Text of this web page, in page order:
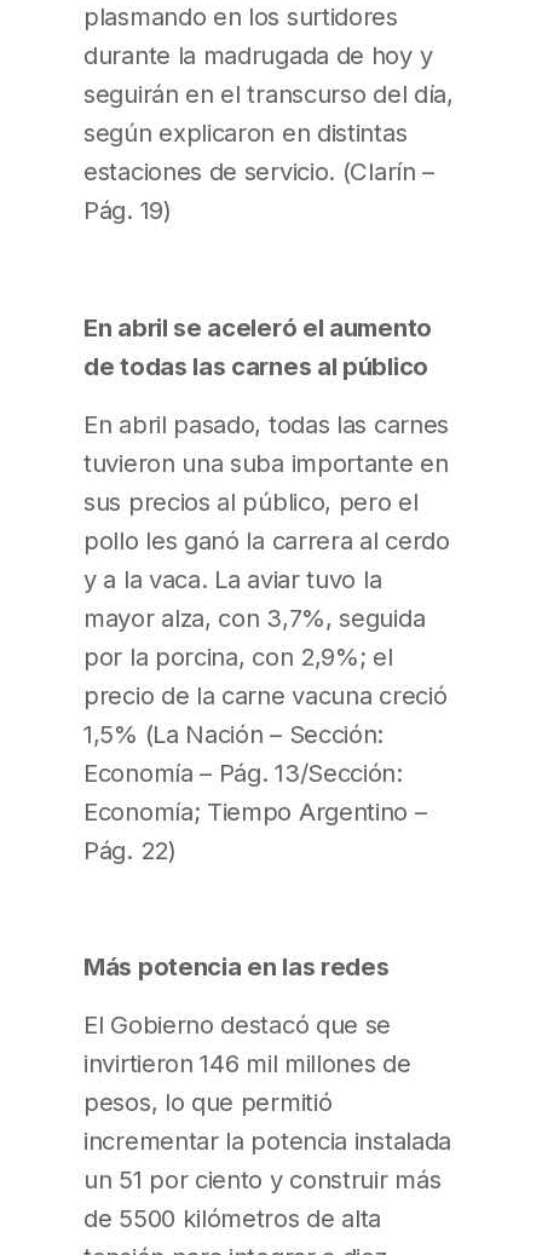
plasmando en los surtidores
durante la madrugada de hoy y
seguirán en el transcurso del día,
según explicaron en distintas
estaciones de servicio. (Clarín –
Pág. 19)
En abril se aceleró el aumento
de todas las carnes al público
En abril pasado, todas las carnes
tuvieron una suba importante en
sus precios al público, pero el
pollo les ganó la carrera al cerdo
y a la vaca. La aviar tuvo la
mayor alza, con 3,7%, seguida
por la porcina, con 2,9%; el
precio de la carne vacuna creció
1,5% (La Nación – Sección:
Economía – Pág. 13/Sección:
Economía; Tiempo Argentino –
Pág. 22)
Más potencia en las redes
El Gobierno destacó que se
invirtieron 146 mil millones de
pesos, lo que permitió
incrementar la potencia instalada
un 51 por ciento y construir más
de 5500 kilómetros de alta